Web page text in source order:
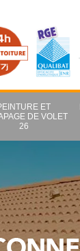
ET
DE VOLET
26